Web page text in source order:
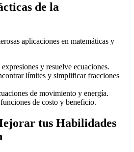
de la
aplicaciones en matemáticas y
y resuelve ecuaciones.
límites y simplificar fracciones
de movimiento y energía.
de costo y beneficio.
tus Habilidades